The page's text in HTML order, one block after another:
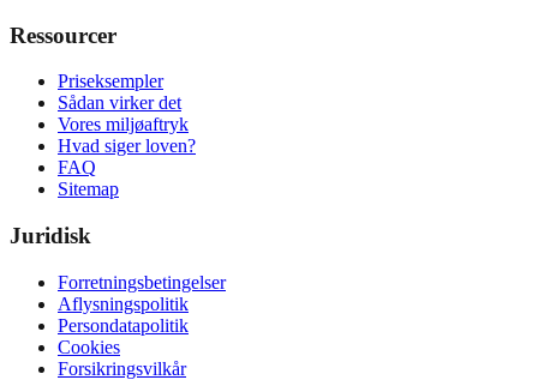
Ressourcer
Priseksempler
Sådan virker det
Vores miljøaftryk
Hvad siger loven?
FAQ
Sitemap
Juridisk
Forretningsbetingelser
Aflysningspolitik
Persondatapolitik
Cookies
Forsikringsvilkår